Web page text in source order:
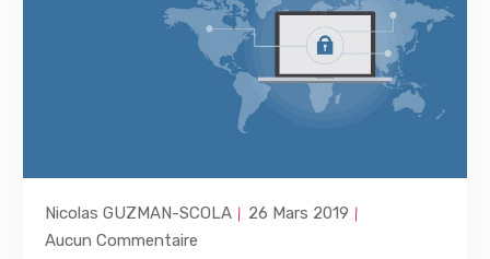
Nicolas GUZMAN-SCOLA
26 Mars 2019
Aucun Commentaire